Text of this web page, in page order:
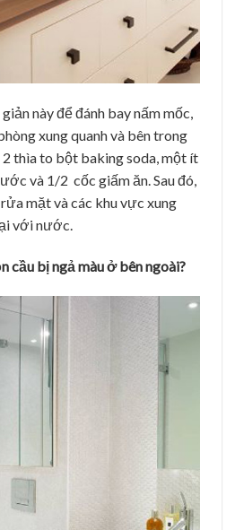
này để đánh bay nấm mốc,
xung quanh và bên trong
thìa to bột baking soda, một ít
và 1/2 cốc giấm ăn. Sau đó,
mặt và các khu vực xung
với nước.
cầu bị ngả màu ở bên ngoài?